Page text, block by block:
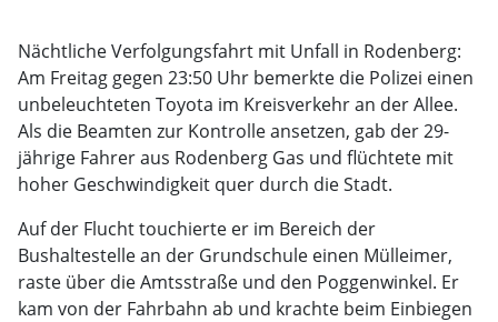
Nächtliche Verfolgungsfahrt mit Unfall in Rodenberg:
Am Freitag gegen 23:50 Uhr bemerkte die Polizei einen
unbeleuchteten Toyota im Kreisverkehr an der Allee.
Als die Beamten zur Kontrolle ansetzen, gab der 29-
jährige Fahrer aus Rodenberg Gas und flüchtete mit
hoher Geschwindigkeit quer durch die Stadt.
Auf der Flucht touchierte er im Bereich der
Bushaltestelle an der Grundschule einen Mülleimer,
raste über die Amtsstraße und den Poggenwinkel. Er
kam von der Fahrbahn ab und krachte beim Einbiegen